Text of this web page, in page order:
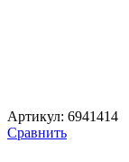
Артикул: 6941414
Сравнить